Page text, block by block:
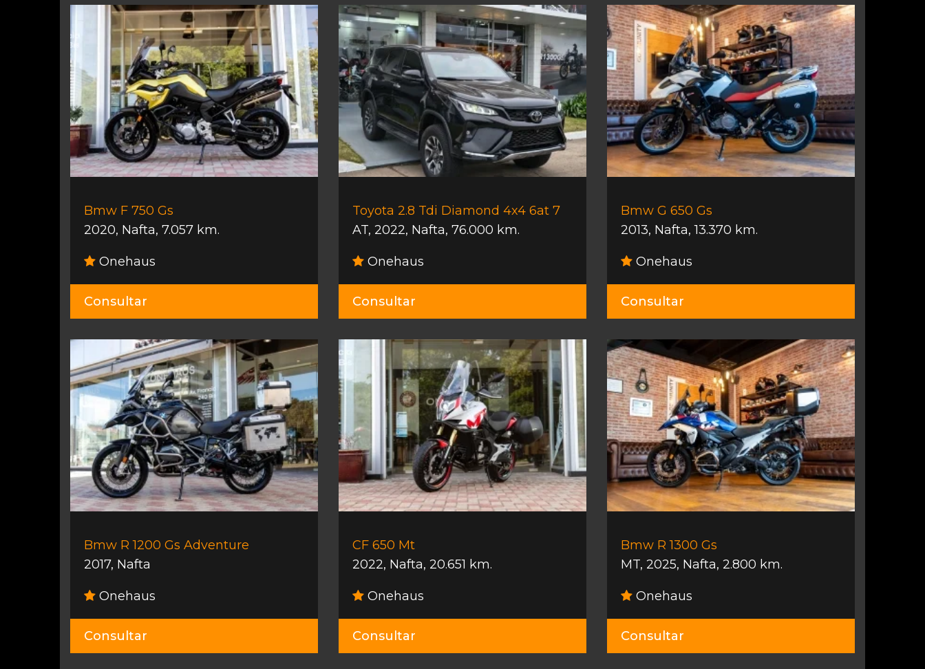
Bmw F 750 Gs
2020, Nafta, 7.057 km.
Onehaus
Consultar
Toyota 2.8 Tdi Diamond 4x4 6at 7
AT, 2022, Nafta, 76.000 km.
Onehaus
Consultar
Bmw G 650 Gs
2013, Nafta,13.370 km.
Onehaus
Consultar
Bmw R 1200 Gs Adventure
2017, Nafta
Onehaus
Consultar
CF 650 Mt
2022, Nafta, 20.651 km.
Onehaus
Consultar
Bmw R 1300 Gs
MT, 2025, Nafta, 2.800 km.
Onehaus
Consultar